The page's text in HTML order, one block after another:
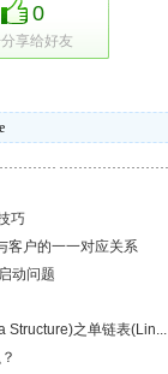
0
享给好友
巧
客户的一一对应关系
动问题
Structure)之单链表(Lin...